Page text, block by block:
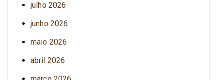
julho 2026
junho 2026
maio 2026
abril 2026